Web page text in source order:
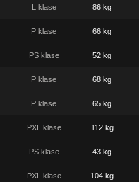
L klase 86 kg
P klase 66 kg
PS klase 52 kg
P klase 68 kg
P klase 65 kg
PXL klase 112 kg
PS klase 43 kg
PXL klase 104 kg